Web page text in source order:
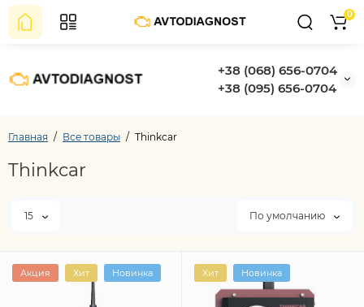
+38 (068) 656-0704
+38 (095) 656-0704
0
Главная Все товары Thinkcar
Thinkcar
15 По умолчанию
Акция Хит Новинка Хит Новинка